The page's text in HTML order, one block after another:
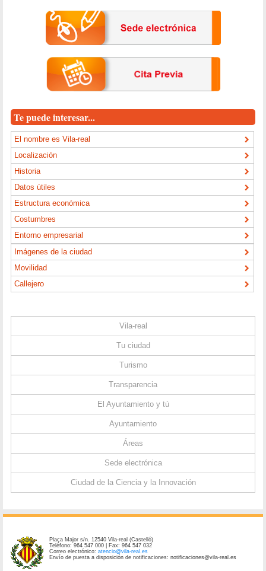
Te puede interesar...
El nombre es Vila-real
Localización
Historia
Datos útiles
Estructura económica
Costumbres
Entorno empresarial
Imágenes de la ciudad
Movilidad
Callejero
Vila-real
Tu ciudad
Turismo
Transparencia
El Ayuntamiento y tú
Ayuntamiento
Áreas
Sede electrónica
Ciudad de la Ciencia y la Innovación
Plaça Major s/n. 12540 Vila-real (Castelló)
Teléfono: 964 547 000 | Fax: 964 547 032
Correo electrónico:atencio@vila-real.es
Envío de puesta a disposición de notificaciones: notificaciones@vila-real.es